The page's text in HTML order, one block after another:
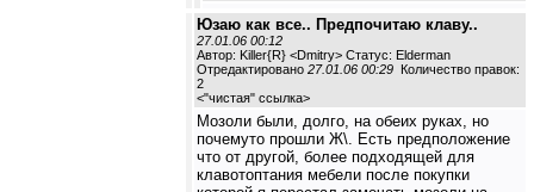
Юзаю как все.. Предпочитаю клаву..
27.01.06 00:12
Автор: Killer{R} <Dmitry> Статус: Elderman
Отредактировано 27.01.06 00:29 Количество правок:
2
<"чистая" ссылка>
Мозоли были, долго, на обеих руках, но
почемуто прошли Ж\. Есть предположение
что от другой, более подходящей для
клавотоптания мебели после покупки